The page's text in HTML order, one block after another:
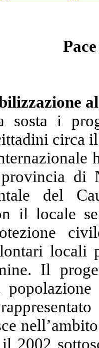
sosta i
circa
di
del
il locale
locali
Il
2002